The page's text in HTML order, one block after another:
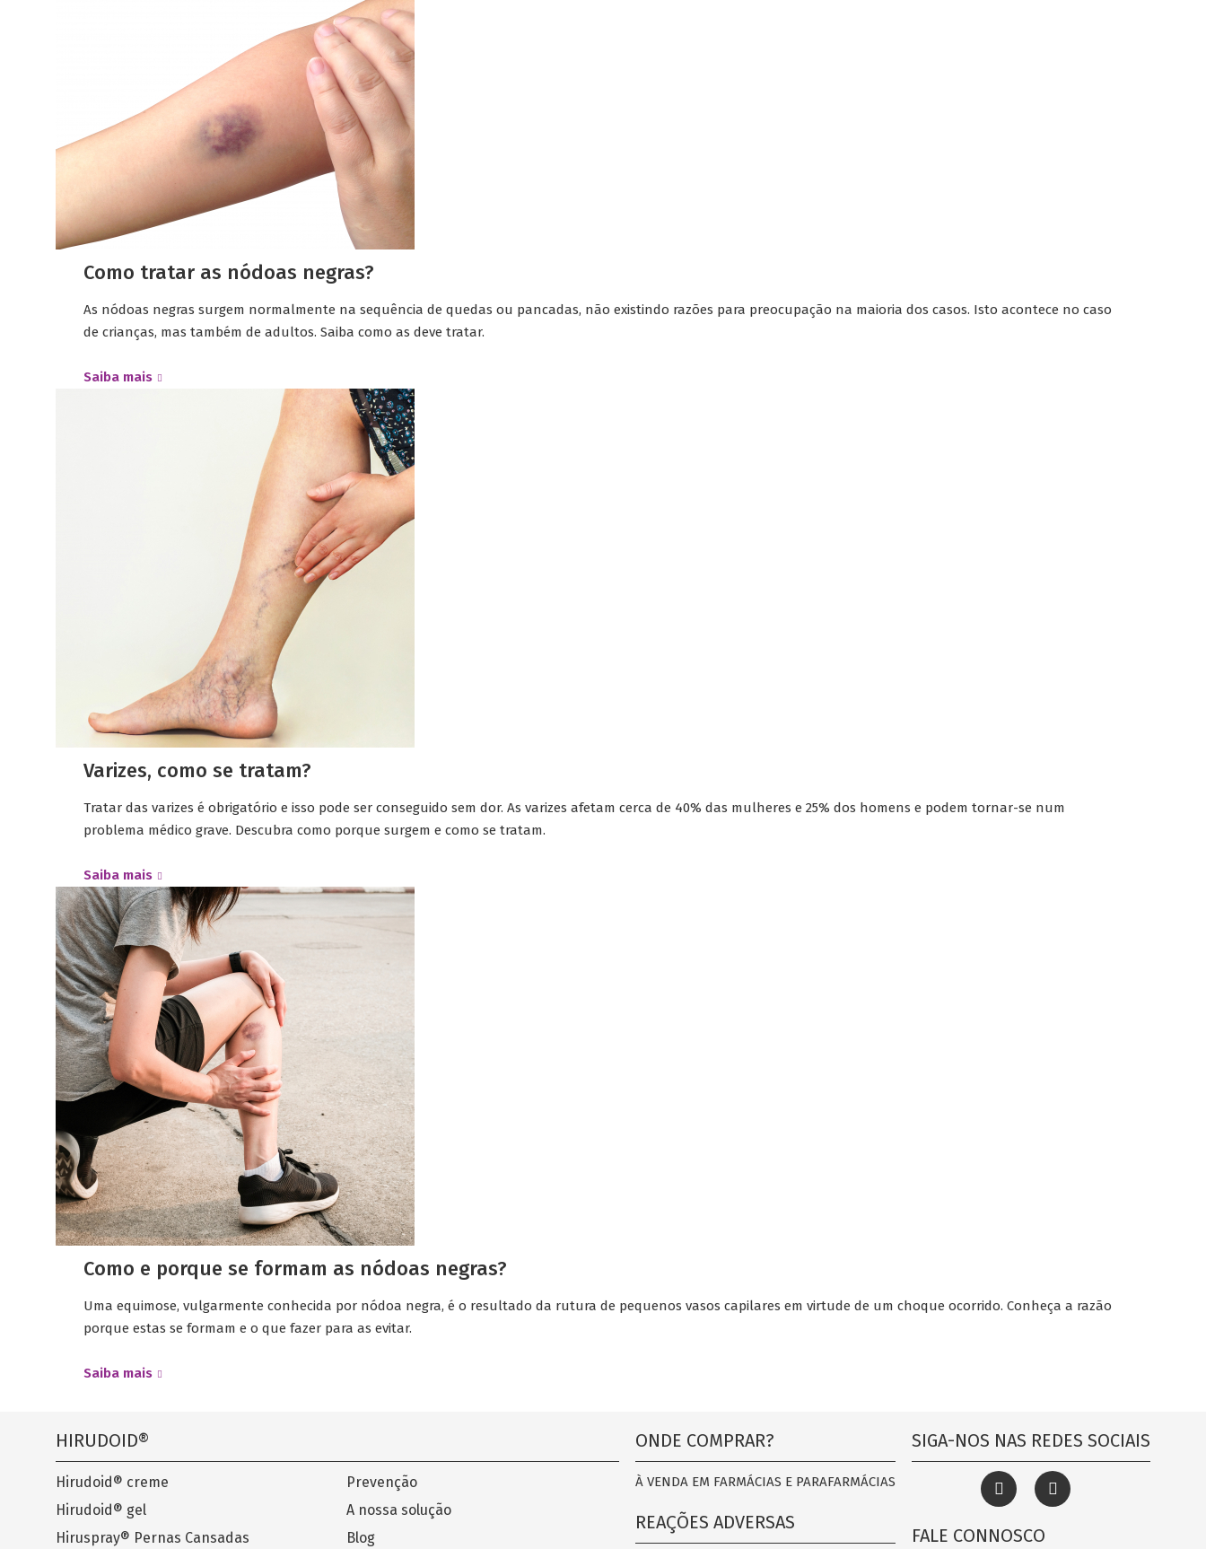
Como tratar as nódoas negras?
As nódoas negras surgem normalmente na sequência de quedas ou pancadas, não existindo razões para preocupação na maioria dos casos. Isto acontece no caso
de crianças, mas também de adultos. Saiba como as deve tratar.
Saiba mais
Varizes, como se tratam?
Tratar das varizes é obrigatório e isso pode ser conseguido sem dor. As varizes afetam cerca de 40% das mulheres e 25% dos homens e podem tornar-se num
problema médico grave. Descubra como porque surgem e como se tratam.
Saiba mais
Como e porque se formam as nódoas negras?
Uma equimose, vulgarmente conhecida por nódoa negra, é o resultado da rutura de pequenos vasos capilares em virtude de um choque ocorrido. Conheça a razão
porque estas se formam e o que fazer para as evitar.
Saiba mais
HIRUDOID®
Hirudoid® creme
Hirudoid® gel
Hiruspray® Pernas Cansadas
Prevenção
A nossa solução
Blog
ONDE COMPRAR?
À VENDA EM FARMÁCIAS E PARAFARMÁCIAS
REAÇÕES ADVERSAS
SIGA-NOS NAS REDES SOCIAIS
FALE CONNOSCO